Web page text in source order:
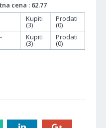
cena : 62.77
Kupiti
(3)
Prodati
(0)
Kupiti
(3)
Prodati
(0)